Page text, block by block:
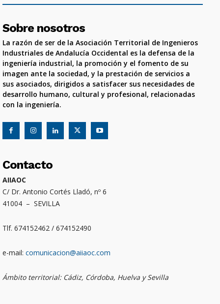
Sobre nosotros
La razón de ser de la Asociación Territorial de Ingenieros
Industriales de Andalucía Occidental es la defensa de la
ingeniería industrial, la promoción y el fomento de su
imagen ante la sociedad, y la prestación de servicios a
sus asociados, dirigidos a satisfacer sus necesidades de
desarrollo humano, cultural y profesional, relacionadas
con la ingeniería.
Contacto
AIIAOC
C/ Dr. Antonio Cortés Lladó, nº 6
41004 – SEVILLA
Tlf. 674152462 / 674152490
e-mail: comunicacion@aiiaoc.com
Ámbito territorial: Cádiz, Córdoba, Huelva y Sevilla